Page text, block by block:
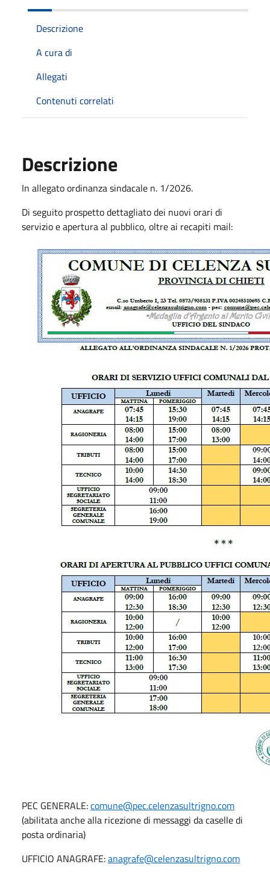
Descrizione
A cura di
Allegati
Contenuti correlati
Descrizione
In allegato ordinanza sindacale n. 1/2026.
Di seguito prospetto dettagliato dei nuovi orari di
servizio e apertura al pubblico, oltre ai recapiti mail:
PEC GENERALE:comune@pec.celenzasultrigno.com
(abilitata anche alla ricezione di messaggi da caselle di
posta ordinaria)
UFFICIO ANAGRAFE:anagrafe@celenzasultrigno.com